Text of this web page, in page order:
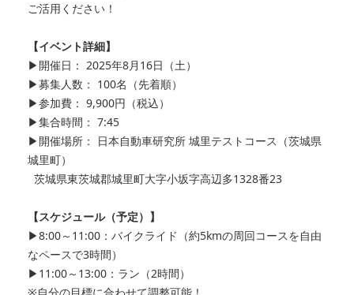
ご活用ください！
【イベント詳細】
▶開催日： 2025年8月16日（土）
▶募集人数： 100名（先着順）
▶参加費： 9,900円（税込）
▶集合時間： 7:45
▶開催場所： 日本自動車研究所 城里テストコース（茨城県
城里町）
茨城県東茨城郡城里町大字小坂字高辺多1328番23
【スケジュール（予定）】
▶8:00～11:00：バイクライド（約5kmの周回コースを自由
なペースで3時間）
▶11:00～13:00：ラン（2時間）